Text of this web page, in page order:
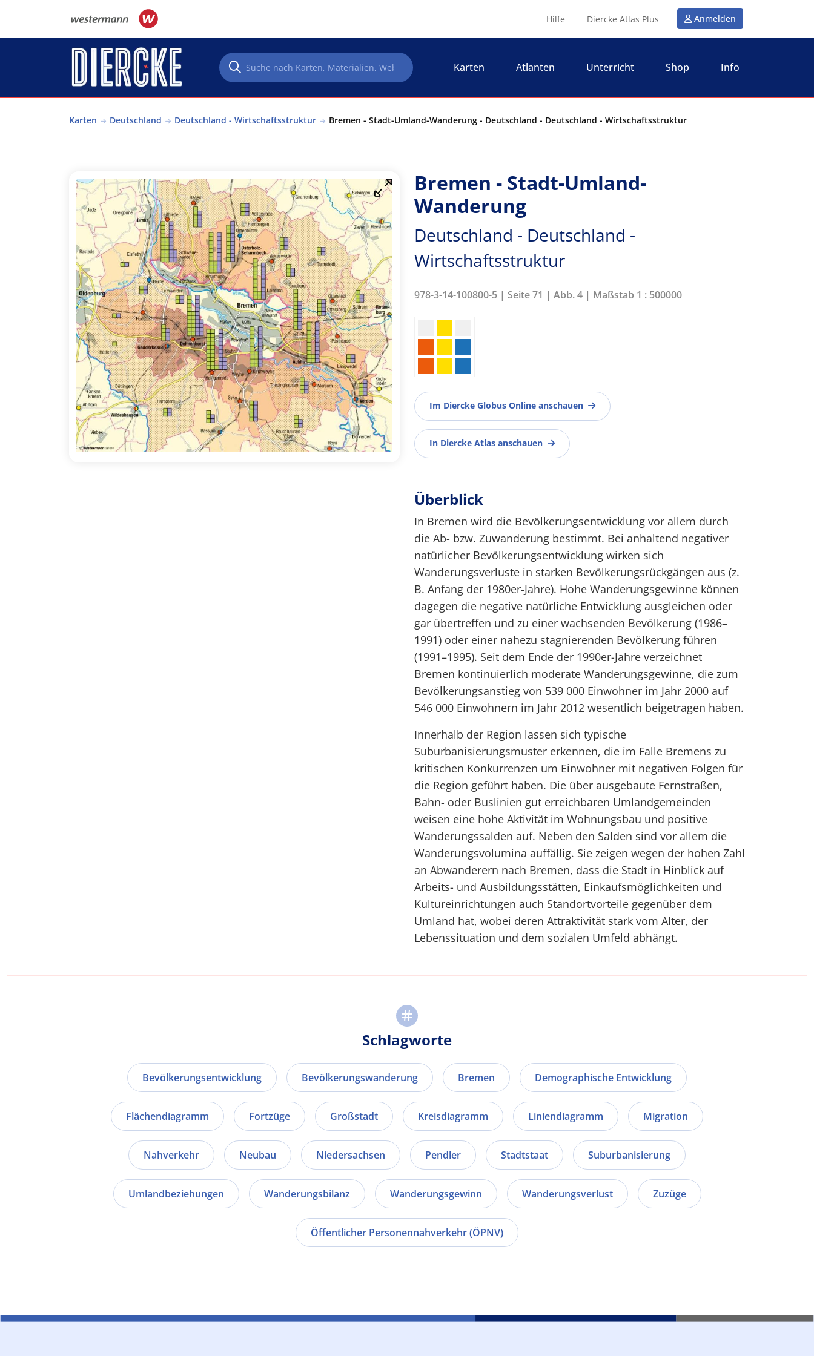
Hilfe Diercke Atlas Plus Anmelden
Karten Atlanten Unterricht Shop Info
Karten Deutschland Deutschland - Wirtschaftsstruktur Bremen - Stadt-Umland-Wanderung - Deutschland - Deutschland - Wirtschaftsstruktur
Bremen - Stadt-Umland-
Wanderung
Deutschland - Deutschland -
Wirtschaftsstruktur
978-3-14-100800-5 | Seite 71 | Abb. 4 | Maßstab 1 : 500000
Im Diercke Globus Online anschauen
In Diercke Atlas anschauen
Überblick
In Bremen wird die Bevölkerungsentwicklung vor allem durch
die Ab- bzw. Zuwanderung bestimmt. Bei anhaltend negativer
natürlicher Bevölkerungsentwicklung wirken sich
Wanderungsverluste in starken Bevölkerungsrückgängen aus (z.
B. Anfang der 1980er-Jahre). Hohe Wanderungsgewinne können
dagegen die negative natürliche Entwicklung ausgleichen oder
gar übertreffen und zu einer wachsenden Bevölkerung (1986–
1991) oder einer nahezu stagnierenden Bevölkerung führen
(1991–1995). Seit dem Ende der 1990er-Jahre verzeichnet
Bremen kontinuierlich moderate Wanderungsgewinne, die zum
Bevölkerungsanstieg von 539 000 Einwohner im Jahr 2000 auf
546 000 Einwohnern im Jahr 2012 wesentlich beigetragen haben.
Innerhalb der Region lassen sich typische
Suburbanisierungsmuster erkennen, die im Falle Bremens zu
kritischen Konkurrenzen um Einwohner mit negativen Folgen für
die Region geführt haben. Die über ausgebaute Fernstraßen,
Bahn- oder Buslinien gut erreichbaren Umlandgemeinden
weisen eine hohe Aktivität im Wohnungsbau und positive
Wanderungssalden auf. Neben den Salden sind vor allem die
Wanderungsvolumina auffällig. Sie zeigen wegen der hohen Zahl
an Abwanderern nach Bremen, dass die Stadt in Hinblick auf
Arbeits- und Ausbildungsstätten, Einkaufsmöglichkeiten und
Kultureinrichtungen auch Standortvorteile gegenüber dem
Umland hat, wobei deren Attraktivität stark vom Alter, der
Lebenssituation und dem sozialen Umfeld abhängt.
Schlagworte
Bevölkerungsentwicklung Bevölkerungswanderung Bremen Demographische Entwicklung
Flächendiagramm Fortzüge Großstadt Kreisdiagramm Liniendiagramm Migration
Nahverkehr Neubau Niedersachsen Pendler Stadtstaat Suburbanisierung
Umlandbeziehungen Wanderungsbilanz Wanderungsgewinn Wanderungsverlust Zuzüge
Öffentlicher Personennahverkehr (ÖPNV)